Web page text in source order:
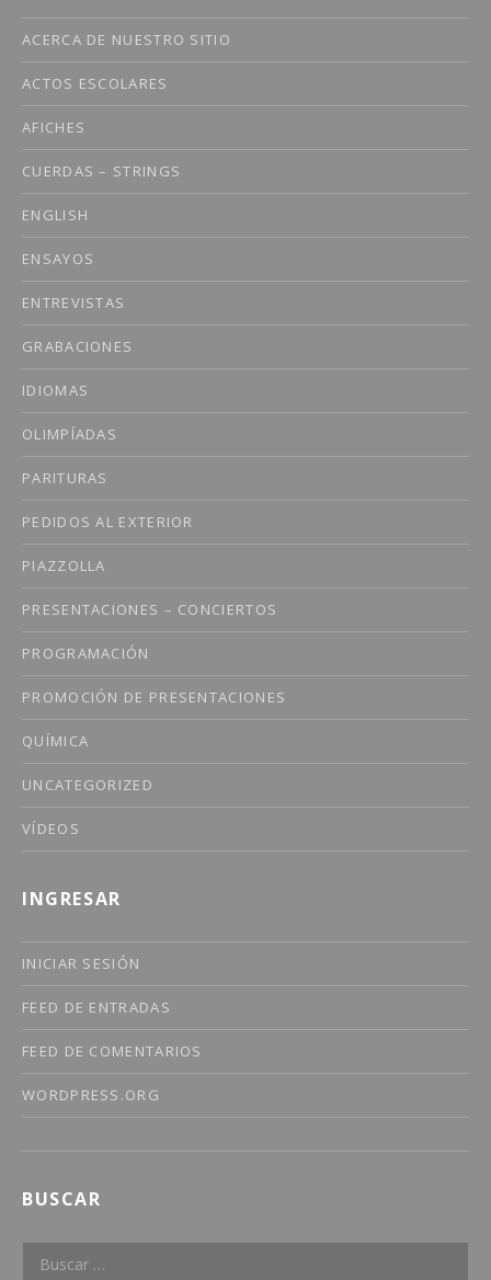
ACERCA DE NUESTRO SITIO
ACTOS ESCOLARES
AFICHES
CUERDAS – STRINGS
ENGLISH
ENSAYOS
ENTREVISTAS
GRABACIONES
IDIOMAS
OLIMPÍADAS
PARITURAS
PEDIDOS AL EXTERIOR
PIAZZOLLA
PRESENTACIONES – CONCIERTOS
PROGRAMACIÓN
PROMOCIÓN DE PRESENTACIONES
QUÍMICA
UNCATEGORIZED
VÍDEOS
INGRESAR
INICIAR SESIÓN
FEED DE ENTRADAS
FEED DE COMENTARIOS
WORDPRESS.ORG
BUSCAR
Buscar: